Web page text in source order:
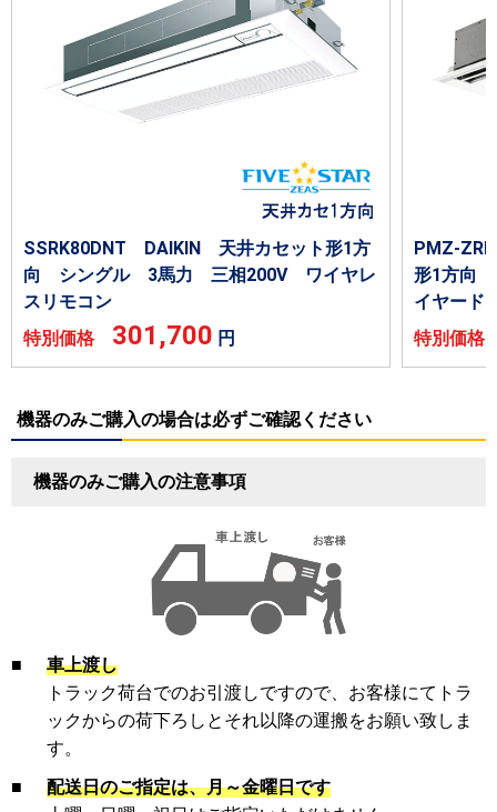
SSRK80DNT DAIKIN 天井カセット形1方
向 シングル 3馬力 三相200V ワイヤレ
スリモコン
特別価格 301,700 円
PMZ-
形1方向
イヤード
特別価
機器のみご購入の場合は必ずご確認ください
機器のみご購入の注意事項
■
車上渡し
トラック荷台でのお引渡しですので、お客様にてトラ
ックからの荷下ろしとそれ以降の運搬をお願い致しま
す。
■
配送日のご指定は、月～金曜日です